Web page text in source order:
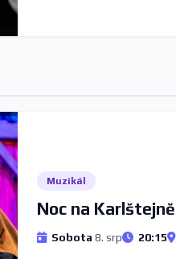
Muzikál
Noc na Karlštejně
Sobota 8. srp 20:15